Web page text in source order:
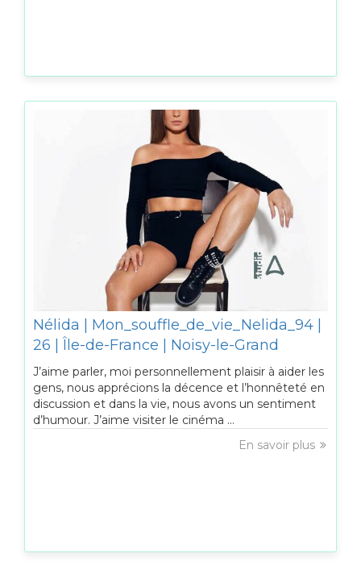
Nélida | Mon_souffle_de_vie_Nelida_94 |
26 | Île-de-France | Noisy-le-Grand
J’aime parler, moi personnellement plaisir à aider les
gens, nous apprécions la décence et l’honnêteté en
discussion et dans la vie, nous avons un sentiment
d’humour. J’aime visiter le cinéma ...
En savoir plus